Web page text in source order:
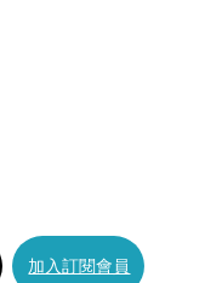
加入訂閱會員